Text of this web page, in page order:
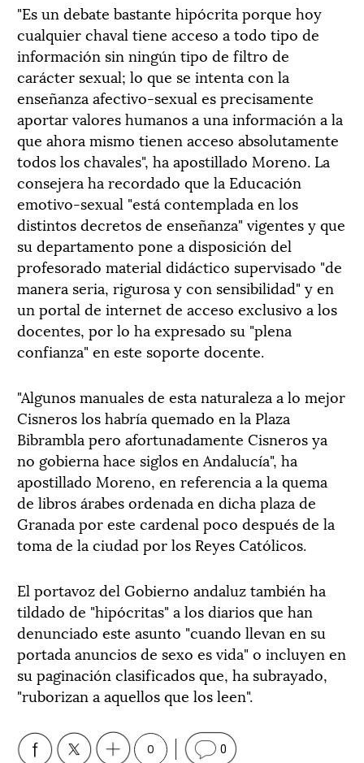
"Es un debate bastante hipócrita porque hoy
cualquier chaval tiene acceso a todo tipo de
información sin ningún tipo de filtro de
carácter sexual; lo que se intenta con la
enseñanza afectivo-sexual es precisamente
aportar valores humanos a una información a la
que ahora mismo tienen acceso absolutamente
todos los chavales", ha apostillado Moreno. La
consejera ha recordado que la Educación
emotivo-sexual "está contemplada en los
distintos decretos de enseñanza" vigentes y que
su departamento pone a disposición del
profesorado material didáctico supervisado "de
manera seria, rigurosa y con sensibilidad" y en
un portal de internet de acceso exclusivo a los
docentes, por lo ha expresado su "plena
confianza" en este soporte docente.
"Algunos manuales de esta naturaleza a lo mejor
Cisneros los habría quemado en la Plaza
Bibrambla pero afortunadamente Cisneros ya
no gobierna hace siglos en Andalucía", ha
apostillado Moreno, en referencia a la quema
de libros árabes ordenada en dicha plaza de
Granada por este cardenal poco después de la
toma de la ciudad por los Reyes Católicos.
El portavoz del Gobierno andaluz también ha
tildado de "hipócritas" a los diarios que han
denunciado este asunto "cuando llevan en su
portada anuncios de sexo es vida" o incluyen en
su paginación clasificados que, ha subrayado,
"ruborizan a aquellos que los leen".
0 0